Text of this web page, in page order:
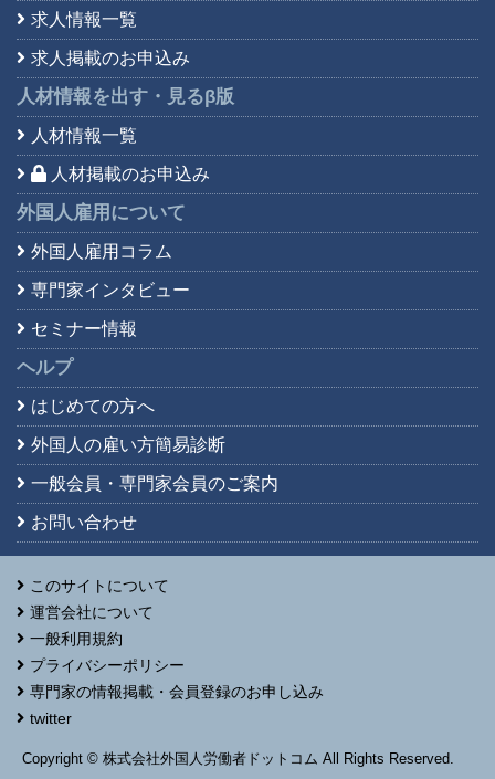
求人情報一覧
求人掲載のお申込み
人材情報を出す・見るβ版
人材情報一覧
人材掲載のお申込み
外国人雇用について
外国人雇用コラム
専門家インタビュー
セミナー情報
ヘルプ
はじめての方へ
外国人の雇い方簡易診断
一般会員・専門家会員のご案内
お問い合わせ
このサイトについて
運営会社について
一般利用規約
プライバシーポリシー
専門家の情報掲載・会員登録のお申し込み
twitter
Copyright © 株式会社外国人労働者ドットコム All Rights Reserved.